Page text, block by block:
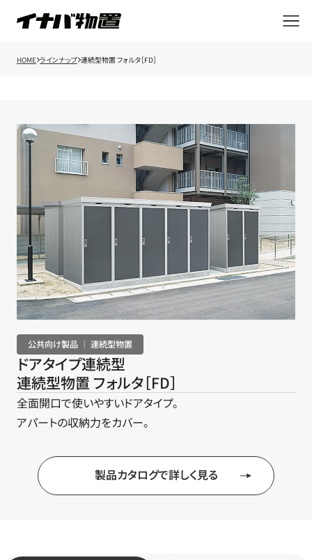
HOME ラインナップ 連続型物置 フォルタ［FD］
公共向け製品 ｜ 連続型物置
ドアタイプ連続型
連続型物置 フォルタ［FD］
全面開口で使いやすいドアタイプ。
アパートの収納力をカバー。
製品カタログで詳しく見る